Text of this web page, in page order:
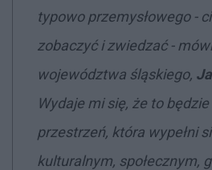
typowo przemysłowego -
zobaczyć i zwiedzać -
województwa śląskiego,
Wydaje mi się, że to
przestrzeń, która wypełni
kulturalnym, społecznym,